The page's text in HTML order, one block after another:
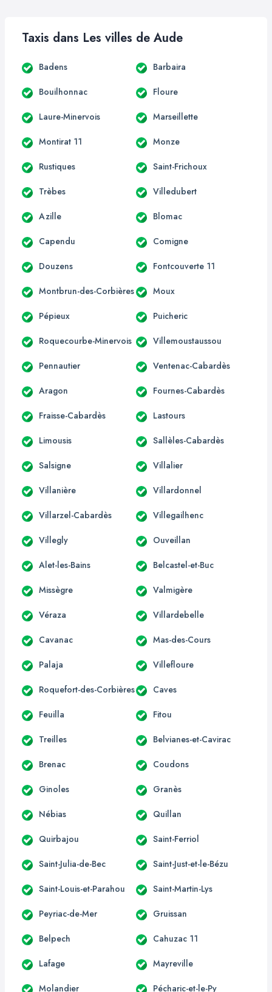
Taxis dans Les villes de Aude
Badens Barbaira
Bouilhonnac Floure
Laure-Minervois Marseillette
Montirat 11 Monze
Rustiques Saint-Frichoux
Trèbes Villedubert
Azille Blomac
Capendu Comigne
Douzens Fontcouverte 11
Montbrun-des-Corbières Moux
Pépieux Puicheric
Roquecourbe-Minervois Villemoustaussou
Pennautier Ventenac-Cabardès
Aragon Fournes-Cabardès
Fraisse-Cabardès Lastours
Limousis Sallèles-Cabardès
Salsigne Villalier
Villanière Villardonnel
Villarzel-Cabardès Villegailhenc
Villegly Ouveillan
Alet-les-Bains Belcastel-et-Buc
Missègre Valmigère
Véraza Villardebelle
Cavanac Mas-des-Cours
Palaja Villefloure
Roquefort-des-Corbières Caves
Feuilla Fitou
Treilles Belvianes-et-Cavirac
Brenac Coudons
Ginoles Granès
Nébias Quillan
Quirbajou Saint-Ferriol
Saint-Julia-de-Bec Saint-Just-et-le-Bézu
Saint-Louis-et-Parahou Saint-Martin-Lys
Peyriac-de-Mer Gruissan
Belpech Cahuzac 11
Lafage Mayreville
Molandier Pécharic-et-le-Py